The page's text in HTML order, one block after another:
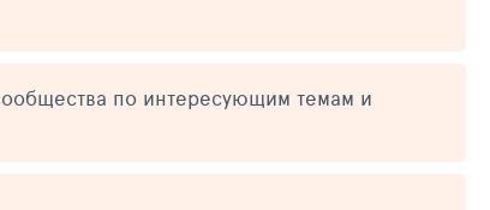
по интересующим темам и